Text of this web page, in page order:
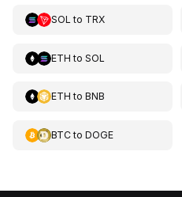
SOL to TRX
ETH to SOL
ETH to BNB
BTCto DOGE